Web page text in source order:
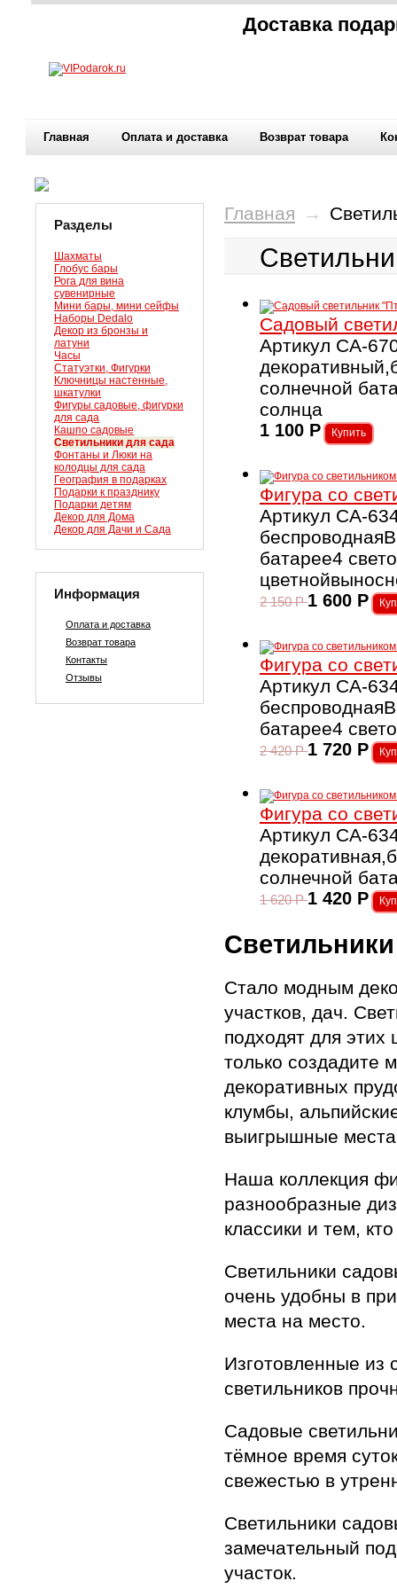
Доставка
Главная Оплата и доставка Возврат товара
Разделы
Шахматы
Глобус бары
Рога для вина
сувенирные
Мини бары, мини сейфы
Наборы Dedalo
Декор из бронзы и
латуни
Часы
Статуэтки, Фигурки
Ключницы настенные,
шкатулки
Фигуры садовые, фигурки
для сада
Кашпо садовые
Светильники для сада
Фонтаны и Люки на
колодцы для сада
География в подарках
Подарки к празднику
Подарки детям
Декор для Дома
Декор для Дачи и Сада
Информация
Оплата и доставка
Возврат товара
Контакты
Отзывы
Главная →
Садовый
Артикул CA-
солнечной
солнца
1 100 Р
Фигура со
Артикул CA-
батарее4
2 150Р 1 600 Р
Фигура со
Артикул CA-
батарее4
2 420Р 1 720 Р
Фигура со
Артикул CA-
солнечной
1 620Р 1 420 Р
Стало модным
участков, дач.
подходят для
только создадите
декоративных
клумбы,
выигрышные места
Наша коллекция
разнообразные
классики и тем,
Светильники
очень удобны в
места на место.
Изготовленные из
светильников
Садовые
тёмное время
свежестью в
Светильники
замечательный
участок.